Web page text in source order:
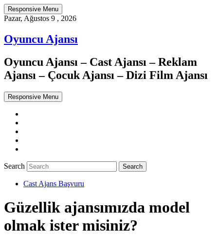
Responsive Menu
Pazar, Ağustos 9 , 2026
Oyuncu Ajansı
Oyuncu Ajansı – Cast Ajansı – Reklam
Ajansı – Çocuk Ajansı – Dizi Film Ajansı
Responsive Menu
Search
Cast Ajans Başvuru
Güzellik ajansımızda model
olmak ister misiniz?